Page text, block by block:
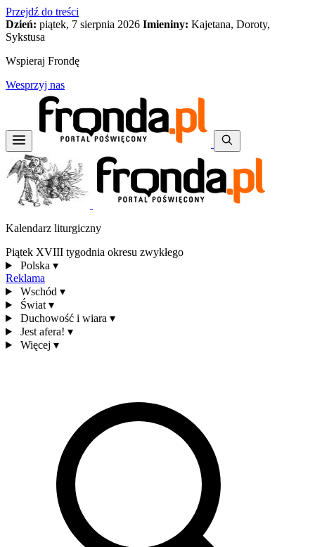
Przejdź do treści
Dzień: piątek, 7 sierpnia 2026 Imieniny: Kajetana, Doroty,
Sykstusa
Wspieraj Frondę
Wesprzyj nas
Kalendarz liturgiczny
Piątek XVIII tygodnia okresu zwykłego
Polska ▾
Reklama
Wschód ▾
Świat ▾
Duchowość i wiara ▾
Jest afera! ▾
Więcej ▾